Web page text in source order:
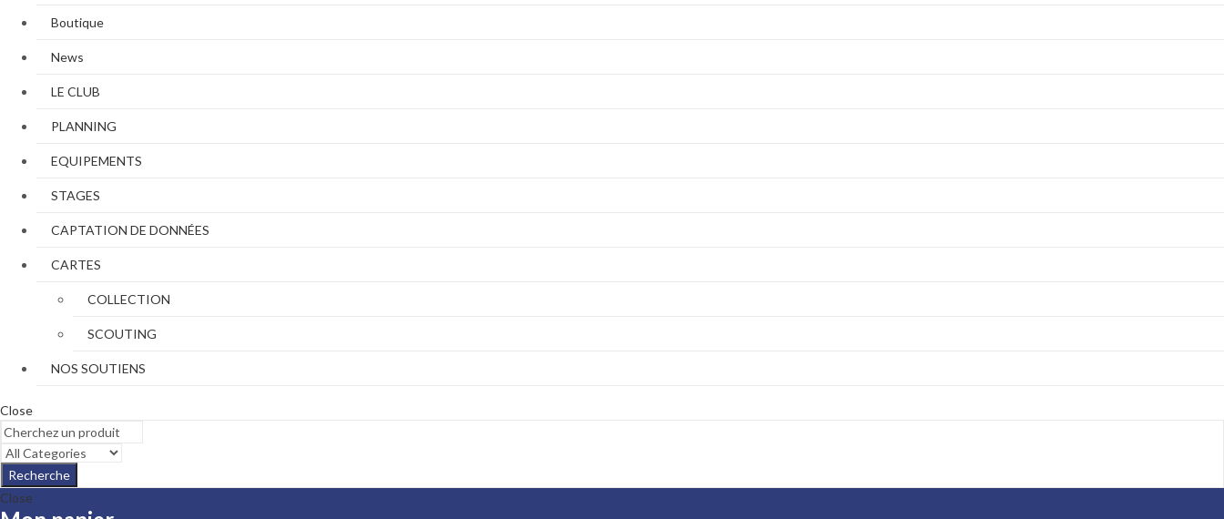
Boutique
News
LE CLUB
PLANNING
EQUIPEMENTS
STAGES
CAPTATION DE DONNÉES
CARTES
COLLECTION
SCOUTING
NOS SOUTIENS
Close
Recherche
Close